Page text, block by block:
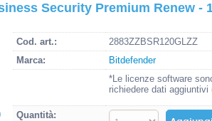
Security Premium Renew -
Cod. art.:
2883ZZBSR120GLZZ
Marca:
Bitdefender
*Le licenze software
richiedere dati
Quantità: